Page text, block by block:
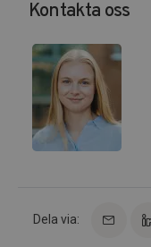
Kontakta oss
Dela via: